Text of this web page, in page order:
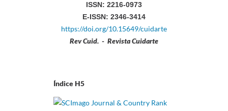
ISSN: 2216-0973
E-ISSN: 2346-3414
https://doi.org/10.15649/cuidarte
Rev Cuid. - Revista Cuidarte
Índice H5